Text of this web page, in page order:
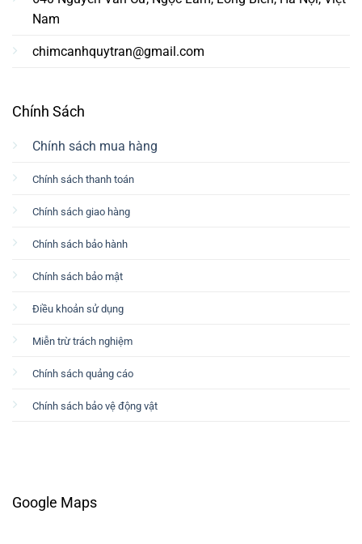
Nam
chimcanhquytran@gmail.com
Chính Sách
Chính sách mua hàng
Chính sách thanh toán
Chính sách giao hàng
Chính sách bảo hành
Chính sách bảo mật
Điều khoản sử dụng
Miễn trừ trách nghiệm
Chính sách quảng cáo
Chính sách bảo vệ động vật
Google Maps